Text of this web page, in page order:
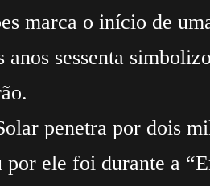
marca o início de
sessenta
penetra por dois
ele foi durante a